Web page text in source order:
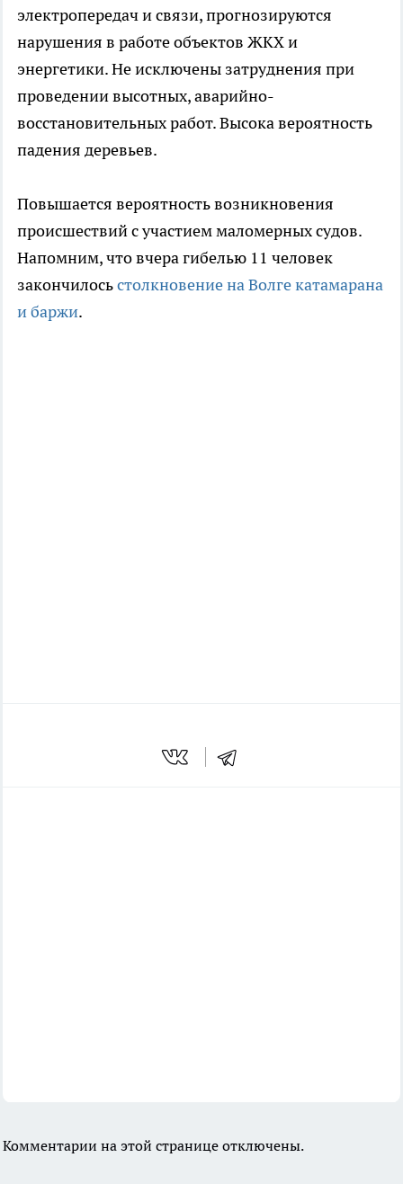
электропередач и связи, прогнозируются
нарушения в работе объектов ЖКХ и
энергетики. Не исключены затруднения при
проведении высотных, аварийно-
восстановительных работ. Высока вероятность
падения деревьев.
Повышается вероятность возникновения
происшествий с участием маломерных судов.
Напомним, что вчера гибелью 11 человек
закончилосьстолкновение на Волге катамарана
и баржи.
Комментарии на этой странице отключены.